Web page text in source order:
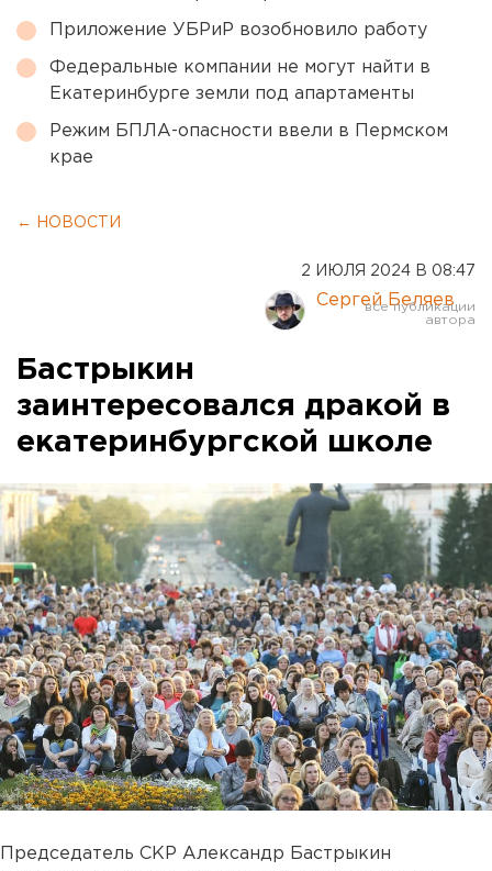
Приложение УБРиР возобновило работу
Федеральные компании не могут найти в
Екатеринбурге земли под апартаменты
Режим БПЛА-опасности ввели в Пермском
крае
← НОВОСТИ
2 ИЮЛЯ 2024 В 08:47
Сергей Беляев
Бастрыкин
заинтересовался дракой в
екатеринбургской школе
Председатель СКР Александр Бастрыкин